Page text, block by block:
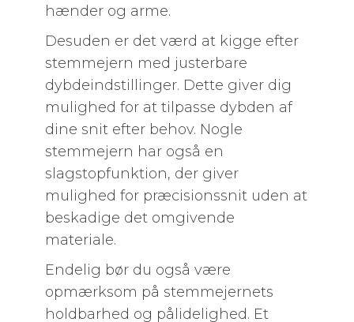
hænder og arme.
Desuden er det værd at kigge efter
stemmejern med justerbare
dybdeindstillinger. Dette giver dig
mulighed for at tilpasse dybden af
dine snit efter behov. Nogle
stemmejern har også en
slagstopfunktion, der giver
mulighed for præcisionssnit uden at
beskadige det omgivende
materiale.
Endelig bør du også være
opmærksom på stemmejernets
holdbarhed og pålidelighed. Et